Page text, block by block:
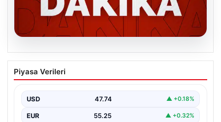
MGK’den 8 maddelik kritik bildiri: Dikkat
çeken ‘Terörsüz Bölge’ vurgusu
Piyasa Verileri
USD 47.74 ▲ +0.18%
EUR 55.25 ▲ +0.32%